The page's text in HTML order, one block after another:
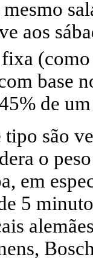
aos
base
de
tipo são
o
em
5